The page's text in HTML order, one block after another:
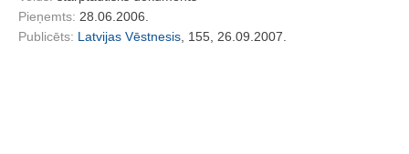
Pieņemts: 28.06.2006.
Publicēts: Latvijas Vēstnesis , 155, 26.09.2007.